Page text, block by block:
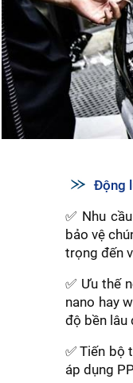
Động
✅ Nhu
bảo vệ
trọng đến
✅ Ưu thế
nano hay
độ bền lâu
✅ Tiến bộ
áp dụng